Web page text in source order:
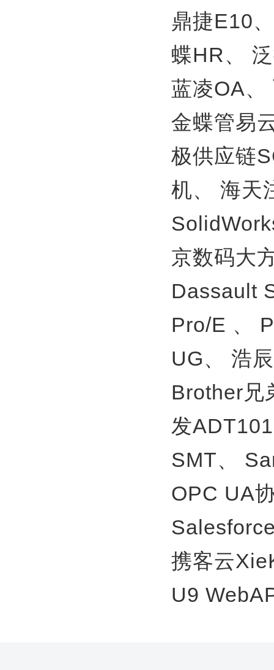
鼎捷E10、
蝶HR、
蓝凌OA、
金蝶管易
极供应链
机、
海天
京数码大
Dassault
Pro/E 、
UG、
浩
Brother兄
发
SMT、
OPC UA
携客云
U9